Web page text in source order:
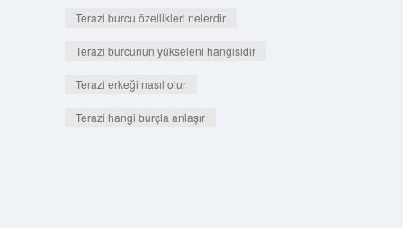
Terazi burcu özellikleri nelerdir
Terazi burcunun yükseleni hangisidir
Terazi erkeği nasıl olur
Terazi hangi burçla anlaşır